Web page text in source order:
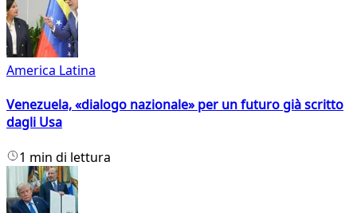
America Latina
Venezuela, «dialogo nazionale» per un futuro già scritto
dagli Usa
1 min di lettura